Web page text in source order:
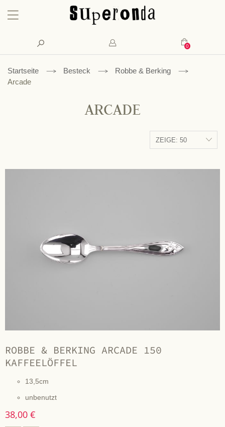
Konto
Mein
Suche
Startseite Besteck
Robbe & Berking
Arcade
ARCADE
ROBBE & BERKING ARCADE 150
KAFFEELÖFFEL
13,5cm
unbenutzt
38,00 €